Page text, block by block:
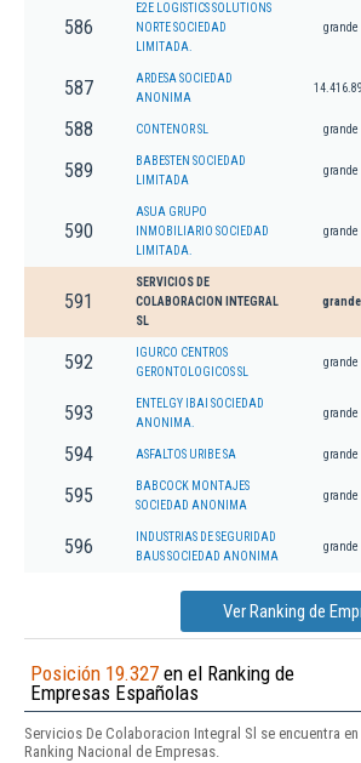
586
E2E LOGISTICS SOLUTIONS
NORTE SOCIEDAD
LIMITADA.
grande
587
ARDESA SOCIEDAD
ANONIMA
588 CONTENOR SL grande
589
BABESTEN SOCIEDAD
LIMITADA
grande
590
ASUA GRUPO
INMOBILIARIO SOCIEDAD
LIMITADA.
grande
591
SERVICIOS DE
COLABORACION INTEGRAL
SL
grande
592
IGURCO CENTROS
GERONTOLOGICOS SL
grande
593
ENTELGY IBAI SOCIEDAD
ANONIMA.
grande
594 ASFALTOS URIBE SA grande
595
BABCOCK MONTAJES
SOCIEDAD ANONIMA
grande
596
INDUSTRIAS DE SEGURIDAD
BAUS SOCIEDAD ANONIMA
grande
Ver Ranking de
Posición 19.327 en el Ranking de
Empresas Españolas
Servicios De Colaboracion Integral Sl se encuentra
Ranking Nacional de Empresas.